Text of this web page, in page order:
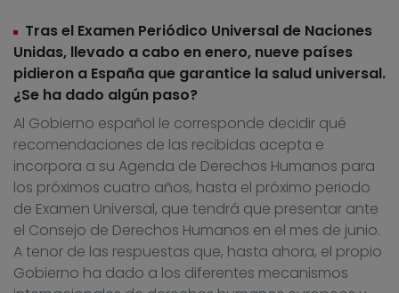
Tras el Examen Periódico Universal de Naciones
Unidas, llevado a cabo en enero, nueve países
pidieron a España que garantice la salud universal.
¿Se ha dado algún paso?
Al Gobierno español le corresponde decidir qué
recomendaciones de las recibidas acepta e
incorpora a su Agenda de Derechos Humanos para
los próximos cuatro años, hasta el próximo periodo
de Examen Universal, que tendrá que presentar ante
el Consejo de Derechos Humanos en el mes de junio.
A tenor de las respuestas que, hasta ahora, el propio
Gobierno ha dado a los diferentes mecanismos